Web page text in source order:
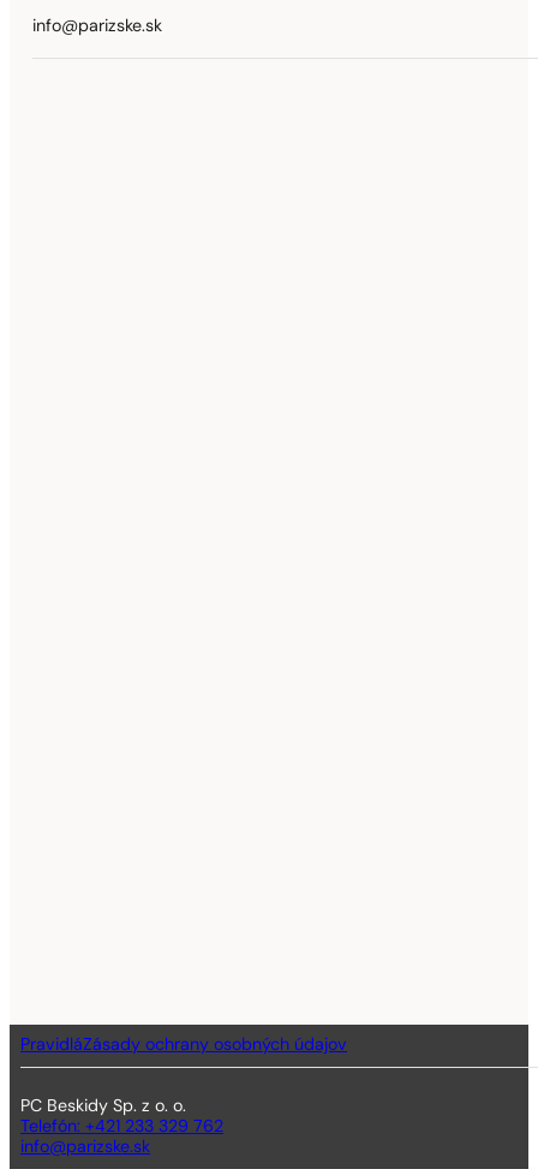
info@parizske.sk
PravidláZásady ochrany osobných údajov
PC Beskidy Sp. z o. o.
Telefón: +421 233 329 762
info@parizske.sk